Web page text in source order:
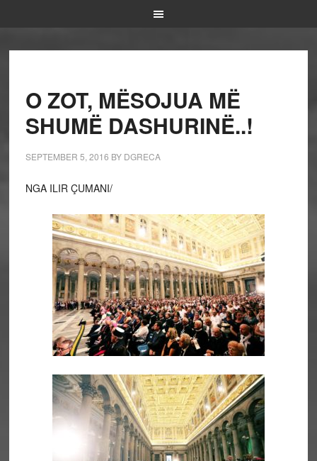
O ZOT, MËSOJUA MË
SHUMË DASHURINË..!
SEPTEMBER 5, 2016 BY DGRECA
NGA ILIR ÇUMANI/